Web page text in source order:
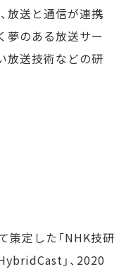
放送と通信が連携
夢のある放送サー
放送技術などの研
定した「NHK技研
」、2020